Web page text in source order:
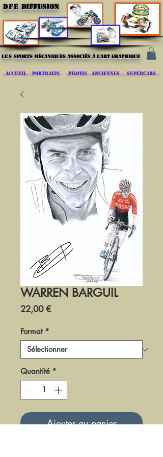
DFE DIFFUSION
les sports mécaniques associés à l'art graphique
ACCUEIL PORTRAITS PILOTES ANCIENNES SUPERCARS
WARREN BARGUIL
22,00 €Prix
Format *
Quantité *
Ajouter au panier